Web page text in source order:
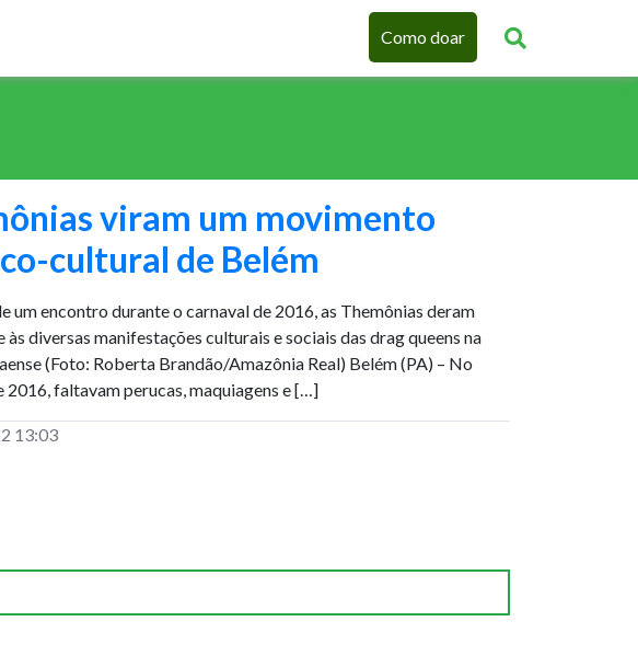
Como doar
viram um movimento
cultural de Belém
um encontro durante o carnaval de 2016, as Themônias deram
diversas manifestações culturais e sociais das drag queens na
(Foto: Roberta Brandão/Amazônia Real) Belém (PA) – No
2016, faltavam perucas, maquiagens e […]
13:03